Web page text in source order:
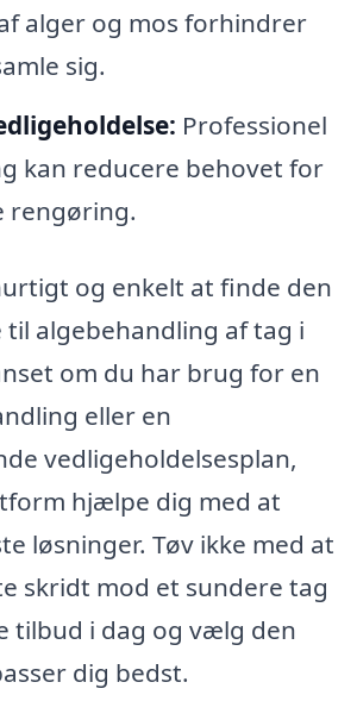
alger og mos forhindrer
sig.
Professionel
kan reducere behovet for
rengøring.
og enkelt at finde den
algebehandling af tag i
om du har brug for en
eller en
vedligeholdelsesplan,
hjælpe dig med at
løsninger. Tøv ikke med at
skridt mod et sundere tag
tilbud i dag og vælg den
dig bedst.